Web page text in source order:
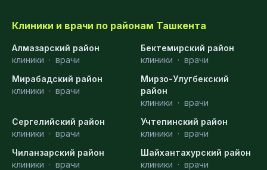
Клиники и врачи по районам Ташкента
Алмазарский район
клиники · врачи
Бектемирский район
клиники · врачи
Мирабадский район
клиники · врачи
Мирзо-Улугбекский
район
клиники · врачи
Сергелийский район
клиники · врачи
Учтепинский район
клиники · врачи
Чиланзарский район
клиники · врачи
Шайхантахурский район
клиники · врачи